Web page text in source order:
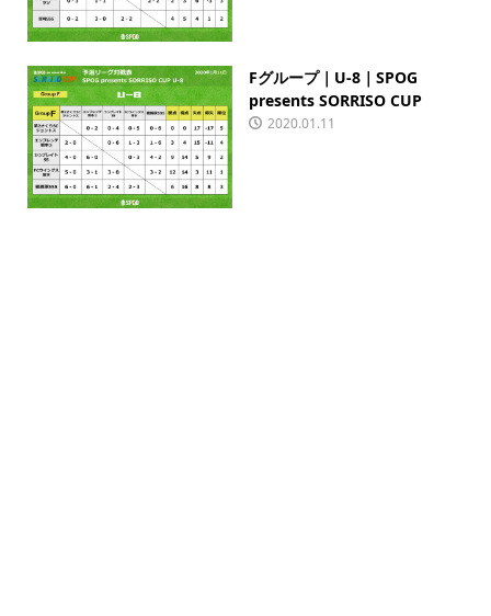
Fグループ｜U-8｜SPOG
presents SORRISO CUP
2020.01.11